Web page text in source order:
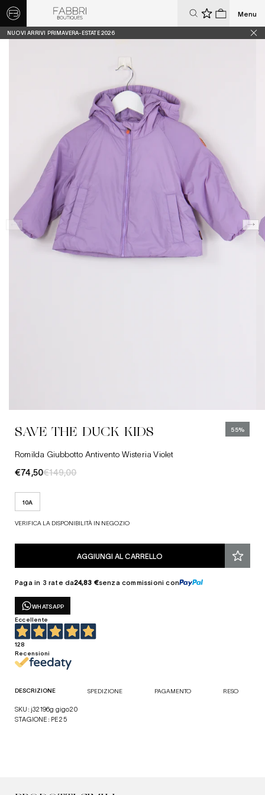
0 0
Menu
NUOVI ARRIVI PRIMAVERA-ESTATE 2026
55%
SAVE THE DUCK KIDS
Romilda Giubbotto Antivento Wisteria Violet
€74,50€149,00
10A
VERIFICA LA DISPONIBILITÀ IN NEGOZIO
AGGIUNGI AL CARRELLO
Paga in 3 rate da24,83 €senza commissioni con
WHATSAPP
Eccellente
128
Recensioni
DESCRIZIONE SPEDIZIONE PAGAMENTO RESO
SKU: j32196g gigo20
STAGIONE: PE25